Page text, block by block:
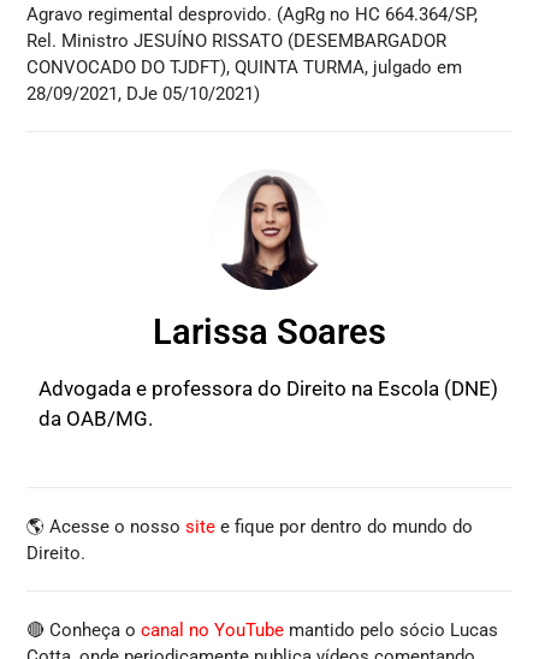
Agravo regimental desprovido. (AgRg no HC 664.364/SP,
Rel. Ministro JESUÍNO RISSATO (DESEMBARGADOR
CONVOCADO DO TJDFT), QUINTA TURMA, julgado em
28/09/2021, DJe 05/10/2021)
Larissa Soares
Advogada e professora do Direito na Escola (DNE)
da OAB/MG.
🌎 Acesse o nossosite e fique por dentro do mundo do
Direito.
🔴 Conheça ocanal no YouTube mantido pelo sócio Lucas